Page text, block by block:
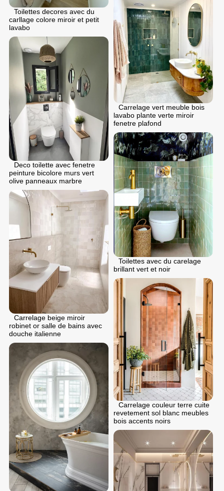
Toilettes decores avec du
carllage colore miroir et petit
lavabo
Carrelage vert meuble bois
lavabo plante verte miroir
fenetre plafond
Deco toilette avec fenetre
peinture bicolore murs vert
olive panneaux marbre
Toilettes avec du carelage
brillant vert et noir
Carrelage beige miroir
robinet or salle de bains avec
douche italienne
Carrelage couleur terre cuite
revetement sol blanc meubles
bois accents noirs